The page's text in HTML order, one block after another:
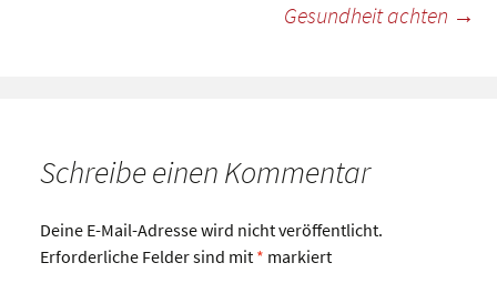
Gesundheit achten →
Schreibe einen Kommentar
Deine E-Mail-Adresse wird nicht veröffentlicht.
Erforderliche Felder sind mit * markiert